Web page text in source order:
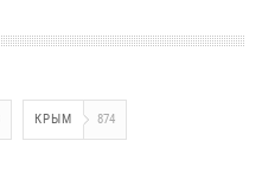
КРЫМ 874